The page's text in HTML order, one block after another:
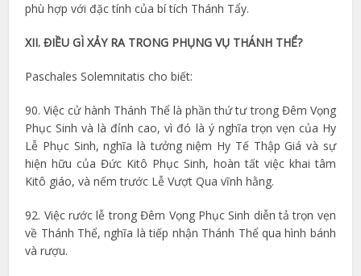
phù hợp với đặc tính của bí tích Thánh Tẩy.
XII. ĐIỀU GÌ XẢY RA TRONG PHỤNG VỤ THÁNH THỂ?
Paschales Solemnitatis cho biết:
90. Việc cử hành Thánh Thể là phần thứ tư trong Đêm Vọng
Phục Sinh và là đỉnh cao, vì đó là ý nghĩa trọn vẹn của Hy
Lễ Phục Sinh, nghĩa là tưởng niệm Hy Tế Thập Giá và sự
hiện hữu của Đức Kitô Phục Sinh, hoàn tất việc khai tâm
Kitô giáo, và nếm trước Lễ Vượt Qua vĩnh hằng.
92. Việc rước lễ trong Đêm Vọng Phục Sinh diễn tả trọn vẹn
về Thánh Thể, nghĩa là tiếp nhận Thánh Thể qua hình bánh
và rượu.